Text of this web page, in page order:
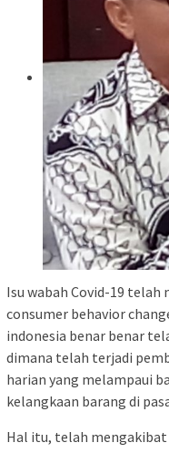
Isu wabah Covid-19
consumer behavior
indonesia benar benar
dimana telah terjadi
harian yang melampaui
kelangkaan barang di
Hal itu, telah